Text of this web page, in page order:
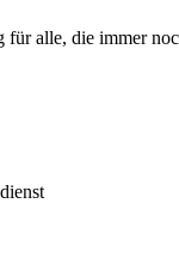
für alle, die immer